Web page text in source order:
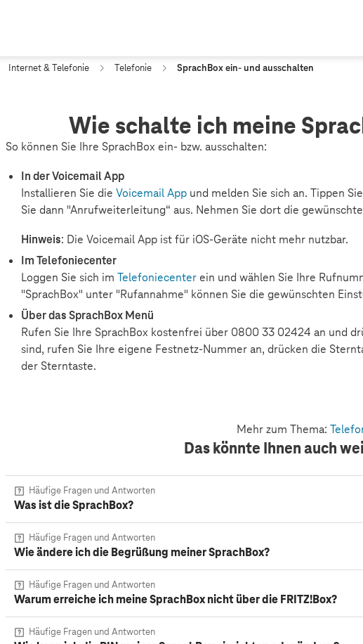
Internet & Telefonie Telefonie SprachBox ein- und ausschalten
Wie schalte ich meine
So können Sie Ihre SprachBox ein- bzw. ausschalten:
In der Voicemail App
Installieren Sie die Voicemail Appund melden Sie sich an. Tippen
Sie dann "Anrufweiterleitung“ aus. Nehmen Sie dort die
Hinweis: Die Voicemail App ist für iOS-Geräte nicht mehr nutzbar.
Im Telefoniecenter
Loggen Sie sich im Telefoniecenterein und wählen Sie Ihre
"SprachBox" unter "Rufannahme" können Sie die gewünschten
Über das SprachBox Menü
Rufen Sie Ihre SprachBox kostenfrei über 0800 33 02424 an und
sind, rufen Sie Ihre eigene Festnetz-Nummer an, drücken die
der Sterntaste.
Mehr zum Thema:
Das könnte Ihnen auch
Häufige Fragen und Antworten
Was ist die SprachBox?
Häufige Fragen und Antworten
Wie ändere ich die Begrüßung meiner SprachBox?
Häufige Fragen und Antworten
Warum erreiche ich meine SprachBox nicht über die FRITZ!Box?
Häufige Fragen und Antworten